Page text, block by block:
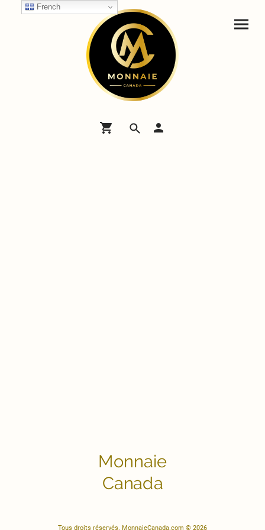
Monnaie
Canada
Tous droits réservés. MonnaieCanada.com © 2026
French